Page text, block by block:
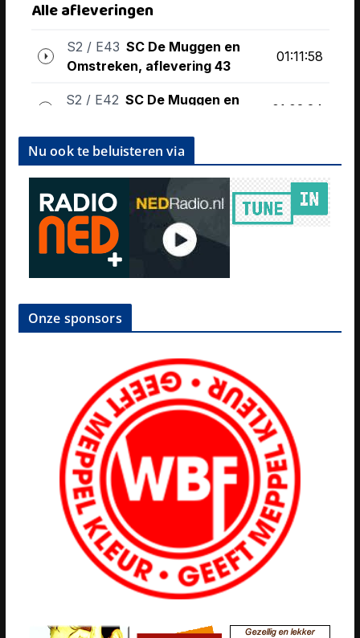
Nu ook te beluisteren via
Onze sponsors